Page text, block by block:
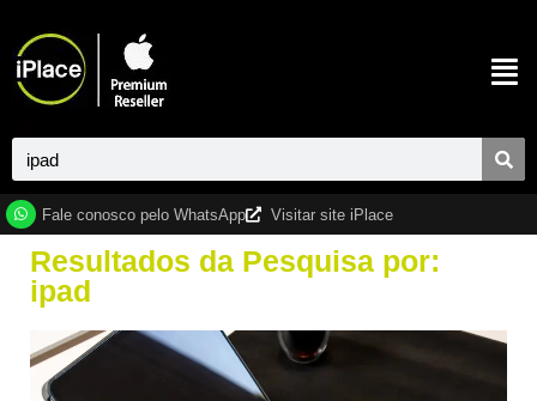
Fale conosco pelo WhatsApp Visitar site iPlace
Resultados da Pesquisa por:
ipad